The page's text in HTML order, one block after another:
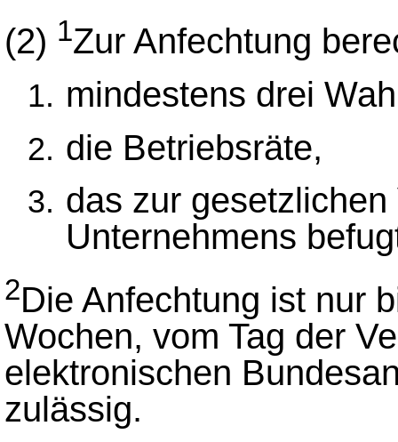
(2) 1Zur Anfechtung
mindestens drei
die Betriebsräte,
das zur
Unternehmens
2Die Anfechtung ist nur
Wochen, vom Tag der
elektronischen
zulässig.